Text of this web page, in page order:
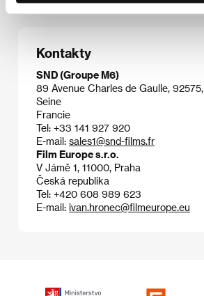
Kontakty
SND (Groupe M6)
89 Avenue Charles de Gaulle,
Seine
Francie
Tel: +33 141 927 920
E-mail: sales1@snd-films.fr
Film Europe s.r.o.
V Jámě 1, 11000, Praha
Česká republika
Tel: +420 608 989 623
E-mail: ivan.hronec@filmeurope.eu